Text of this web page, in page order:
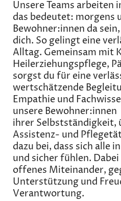
Unsere Teams arbeiten
das bedeutet: morgens
Bewohner:innen da
dich. So gelingt eine
Alltag. Gemeinsam mit
Heilerziehungspflege,
sorgst du für eine
wertschätzende
Empathie und
unsere
ihrer Selbstständigkeit,
Assistenz- und
dazu bei, dass sich alle
und sicher fühlen.
offenes Miteinander,
Unterstützung und
Verantwortung.